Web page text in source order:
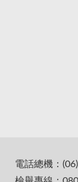
電話總機：